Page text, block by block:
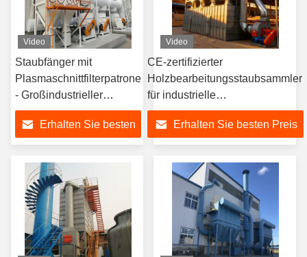
Video
Staubfänger mit
Plasmaschnittfilterpatrone
- Großindustrieller
Staubfänger
Erhalten Sie besten
Video
CE-zertifizierter
Holzbearbeitungsstaubsammler
für industrielle
Holzbearbeitungsanwendungen
Erhalten Sie besten Preis